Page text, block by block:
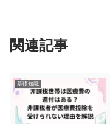
関連記事
基礎知識